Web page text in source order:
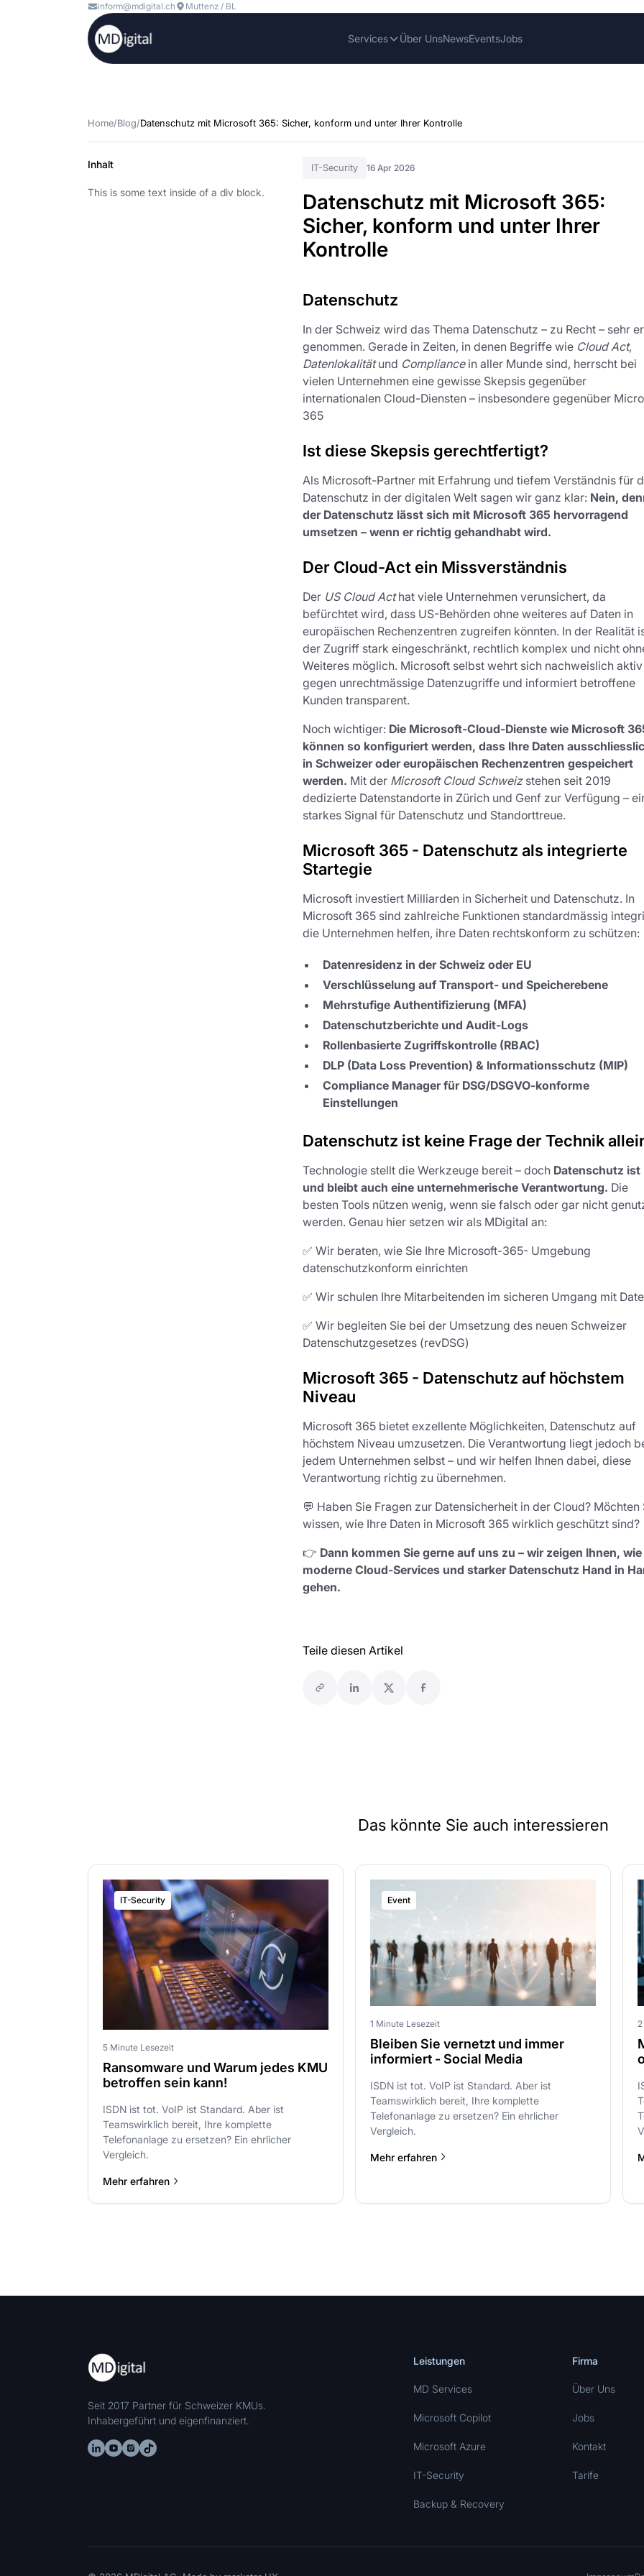
inform@mdigital.ch Muttenz / BL
Services Über UnsNewsEventsJobs
Home/Blog/Datenschutz mit Microsoft 365: Sicher, konform und unter Ihrer Kontrolle
Inhalt
This is some text inside of a div block.
IT-Security 16 Apr 2026
Datenschutz mit Microsoft 365:
Sicher, konform und unter Ihrer
Kontrolle
Datenschutz
In der Schweiz wird das Thema Datenschutz – zu Recht – sehr
genommen. Gerade in Zeiten, in denen Begriffe wie Cloud Act,
Datenlokalitätund Compliancein aller Munde sind, herrscht bei
vielen Unternehmen eine gewisse Skepsis gegenüber
internationalen Cloud-Diensten – insbesondere gegenüber
365
Ist diese Skepsis gerechtfertigt?
Als Microsoft-Partner mit Erfahrung und tiefem Verständnis für
Datenschutz in der digitalen Welt sagen wir ganz klar: Nein,
der Datenschutz lässt sich mit Microsoft 365 hervorragend
umsetzen – wenn er richtig gehandhabt wird.
Der Cloud-Act ein Missverständnis
Der US Cloud Acthat viele Unternehmen verunsichert, da
befürchtet wird, dass US-Behörden ohne weiteres auf Daten in
europäischen Rechenzentren zugreifen könnten. In der Realität
der Zugriff stark eingeschränkt, rechtlich komplex und nicht
Weiteres möglich. Microsoft selbst wehrt sich nachweislich aktiv
gegen unrechtmässige Datenzugriffe und informiert betroffene
Kunden transparent.
Noch wichtiger: Die Microsoft-Cloud-Dienste wie Microsoft
können so konfiguriert werden, dass Ihre Daten
in Schweizer oder europäischen Rechenzentren gespeichert
werden. Mit der Microsoft Cloud Schweizstehen seit 2019
dedizierte Datenstandorte in Zürich und Genf zur Verfügung –
starkes Signal für Datenschutz und Standorttreue.
Microsoft 365 - Datenschutz als integrierte
Startegie
Microsoft investiert Milliarden in Sicherheit und Datenschutz. In
Microsoft 365 sind zahlreiche Funktionen standardmässig
die Unternehmen helfen, ihre Daten rechtskonform zu schützen:
Datenresidenz in der Schweiz oder EU
Verschlüsselung auf Transport- und Speicherebene
Mehrstufige Authentifizierung (MFA)
Datenschutzberichte und Audit-Logs
Rollenbasierte Zugriffskontrolle (RBAC)
DLP (Data Loss Prevention) & Informationsschutz (MIP)
Compliance Manager für DSG/DSGVO-konforme
Einstellungen
Datenschutz ist keine Frage der Technik
Technologie stellt die Werkzeuge bereit – doch Datenschutz ist
und bleibt auch eine unternehmerische Verantwortung. Die
besten Tools nützen wenig, wenn sie falsch oder gar nicht
werden. Genau hier setzen wir als MDigital an:
✅ Wir beraten, wie Sie Ihre Microsoft-365- ​Umgebung
datenschutzkonform einrichten
✅ Wir schulen Ihre Mitarbeitenden im sicheren Umgang mit
✅ Wir begleiten Sie bei der Umsetzung des neuen Schweizer
Datenschutzgesetzes (revDSG)
Microsoft 365 - Datenschutz auf höchstem
Niveau
Microsoft 365 bietet exzellente Möglichkeiten, Datenschutz auf
höchstem Niveau umzusetzen. Die Verantwortung liegt jedoch
jedem Unternehmen selbst – und wir helfen Ihnen dabei, diese
Verantwortung richtig zu übernehmen.
💬 Haben Sie Fragen zur Datensicherheit in der Cloud? Möchten
wissen, wie Ihre Daten in Microsoft 365 wirklich geschützt sind?
👉 Dann kommen Sie gerne auf uns zu – wir zeigen Ihnen, wie
moderne Cloud-Services und starker Datenschutz Hand in
gehen.
Teile diesen Artikel
Das könnte Sie auch interessieren
IT-Security
5 Minute Lesezeit
Ransomware und Warum jedes KMU
betroffen sein kann!
ISDN ist tot. VoIP ist Standard. Aber ist
Teamswirklich bereit, Ihre komplette
Telefonanlage zu ersetzen? Ein ehrlicher
Vergleich.
Mehr erfahren
Event
1 Minute Lesezeit
Bleiben Sie vernetzt und immer
informiert - Social Media
ISDN ist tot. VoIP ist Standard. Aber ist
Teamswirklich bereit, Ihre komplette
Telefonanlage zu ersetzen? Ein ehrlicher
Vergleich.
Mehr erfahren
Seit 2017 Partner für Schweizer KMUs.
Inhabergeführt und eigenfinanziert.
Leistungen
MD Services
Microsoft Copilot
Microsoft Azure
IT-Security
Backup & Recovery
Firma
Über Uns
Jobs
Kontakt
Tarife